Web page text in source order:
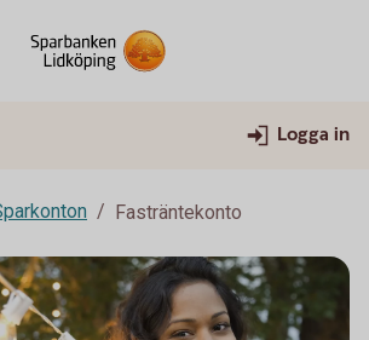
Logga in
Fasträntekonto